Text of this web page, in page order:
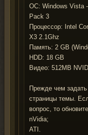
ОС: Windows Vista
Pack 3
Процессор: Intel
X3 2.1Ghz
Память: 2 GB
HDD: 18 GB
Видео: 512MB
Прежде чем
страницы темы.
вопрос, то
nVidia;
ATI.